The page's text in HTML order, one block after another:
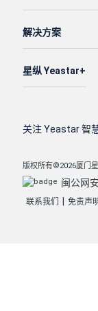
解决方案
星纵 Yeastar
关注 Yeastar 智
版权所有©2026厦门
闽公网
联系我们 免责声